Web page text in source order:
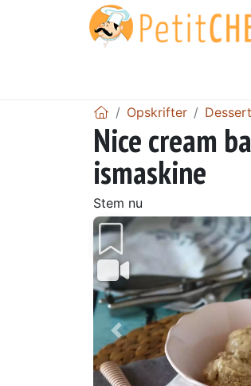
Opskrifter Dessert
Nice cream
ismaskine
Stem nu
Tidligere